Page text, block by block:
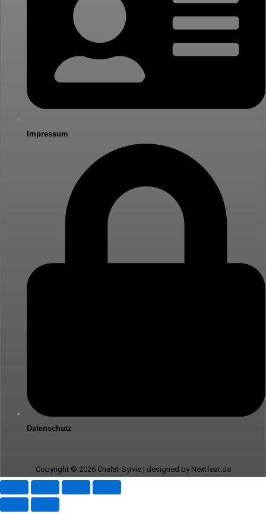
Impressum
Datenschutz
Copyright © 2026 Chalet-Sylvie | designed by Nextfeat.de